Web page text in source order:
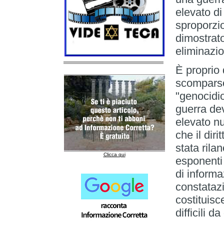
Clicca qui
elevato
È proprio
guerra
elevato
che il
stata
di
difficili da